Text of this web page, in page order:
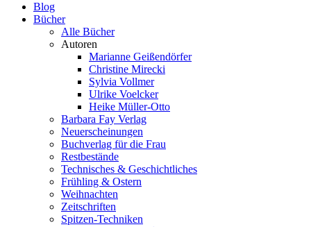
Blog
Bücher
Alle Bücher
Autoren
Marianne Geißendörfer
Christine Mirecki
Sylvia Vollmer
Ulrike Voelcker
Heike Müller-Otto
Barbara Fay Verlag
Neuerscheinungen
Buchverlag für die Frau
Restbestände
Technisches & Geschichtliches
Frühling & Ostern
Weihnachten
Zeitschriften
Spitzen-Techniken